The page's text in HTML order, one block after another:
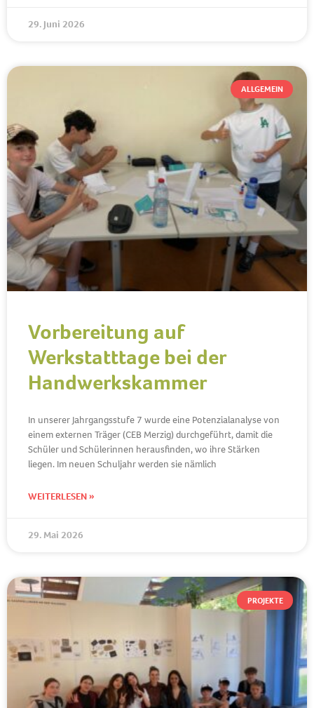
29. Juni 2026
ALLGEMEIN
Vorbereitung auf
Werkstatttage bei der
Handwerkskammer
In unserer Jahrgangsstufe 7 wurde eine Potenzialanalyse von
einem externen Träger (CEB Merzig) durchgeführt, damit die
Schüler und Schülerinnen herausfinden, wo ihre Stärken
liegen. Im neuen Schuljahr werden sie nämlich
WEITERLESEN »
29. Mai 2026
PROJEKTE